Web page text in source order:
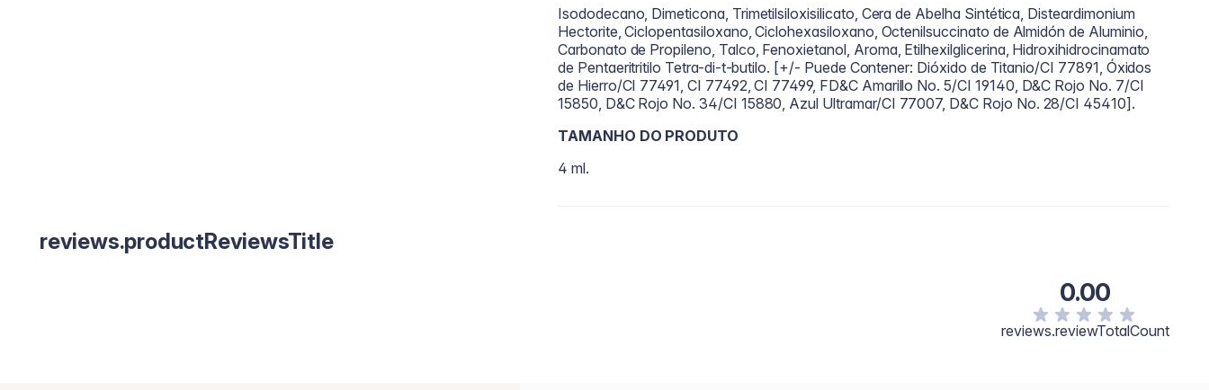
Isododecano, Dimeticona, Trimetilsiloxisilicato, Cera de Abelha Sintética, Disteardimonium
Hectorite, Ciclopentasiloxano, Ciclohexasiloxano, Octenilsuccinato de Almidón de Aluminio,
Carbonato de Propileno, Talco, Fenoxietanol, Aroma, Etilhexilglicerina, Hidroxihidrocinamato
de Pentaeritritilo Tetra-di-t-butilo. [+/- Puede Contener: Dióxido de Titanio/CI 77891, Óxidos
de Hierro/CI 77491, CI 77492, CI 77499, FD&C Amarillo No. 5/CI 19140, D&C Rojo No. 7/CI
15850, D&C Rojo No. 34/CI 15880, Azul Ultramar/CI 77007, D&C Rojo No. 28/CI 45410].
TAMANHO DO PRODUTO
4 ml.
reviews.productReviewsTitle
0.00
reviews.reviewTotalCount